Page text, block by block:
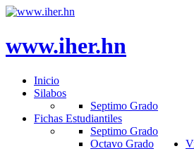
www.iher.hn
Inicio
Silabos
Septimo Grado
Fichas Estudiantiles
Septimo Grado
Octavo Grado